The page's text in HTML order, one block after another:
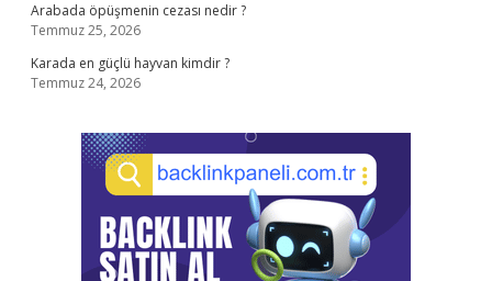
Arabada öpüşmenin cezası nedir ?
Temmuz 25, 2026
Karada en güçlü hayvan kimdir ?
Temmuz 24, 2026